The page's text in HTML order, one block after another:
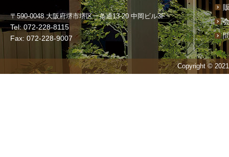
〒590-0048 大阪府堺市堺区一条通13-20 中岡ビル3F
Tel: 072-228-8115
Fax: 072-228-9007
Copyright ©